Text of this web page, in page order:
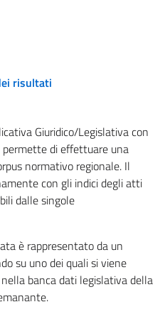
risultati
Giuridico/Legislativa con
di effettuare una
normativo regionale. Il
con gli indici degli atti
dalle singole
è rappresentato da un
su uno dei quali si viene
banca dati legislativa della